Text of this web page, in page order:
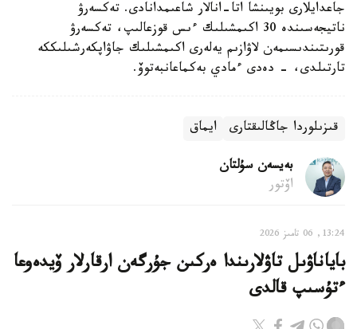
جاعدايلارى بويىنشا اتا-انالار شاعىمدانادى. تەكسەرۋ
ناتيجەسىندە 30 اكىمشىلىك ءىس قوزعالىپ، تەكسەرۋ
قورىتىندىسىمەن لاۋازىم يەلەرى اكىمشىلىك جاۋاپكەرشىلىككە
تارتىلدى، - دەدى ءمادي بەكماعانبەتوۆ.
قىزىلوردا جاڭالىقتارى ايماق
بەيسەن سۇلتان
اۆتور
13:24, 06 تامىز 2026
باياناۋىل تاۋلارىندا ەركىن جۇرگەن ارقارلار ۆيدەوعا
ءتۇسىپ قالدى